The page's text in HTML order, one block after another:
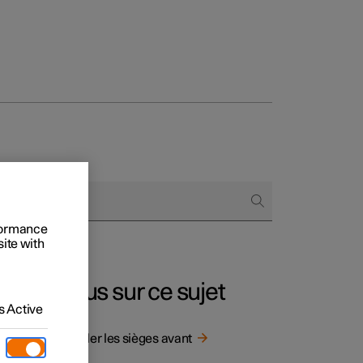
de financement
un
Plus sur ce sujet
Régler les sièges avant
with
Active